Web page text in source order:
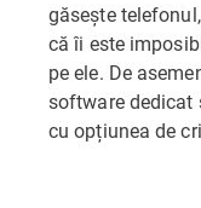
găsește
că îi este
pe ele. De
software dedicat
cu opțiunea de